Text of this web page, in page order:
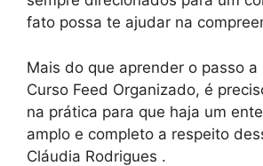
fato possa te ajudar na
Mais do que aprender o passo a
Curso Feed Organizado, é
na prática para que haja um
amplo e completo a respeito
Cláudia Rodrigues .